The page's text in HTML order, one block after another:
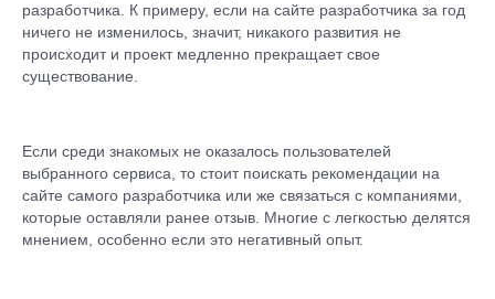
разработчика. К примеру, если на сайте разработчика за год
ничего не изменилось, значит, никакого развития не
происходит и проект медленно прекращает свое
существование.
Если среди знакомых не оказалось пользователей
выбранного сервиса, то стоит поискать рекомендации на
сайте самого разработчика или же связаться с компаниями,
которые оставляли ранее отзыв. Многие с легкостью делятся
мнением, особенно если это негативный опыт.